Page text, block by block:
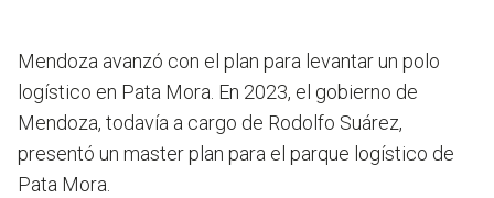
Mendoza avanzó con el plan para levantar un polo
logístico en Pata Mora. En 2023, el gobierno de
Mendoza, todavía a cargo de Rodolfo Suárez,
presentó un master plan para el parque logístico de
Pata Mora.